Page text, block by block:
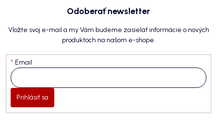
Odoberať newsletter
Vložte svoj e-mail a my Vám budeme zasielať informácie o nových
produktoch na našom e-shope.
Email
Prihlásiť sa